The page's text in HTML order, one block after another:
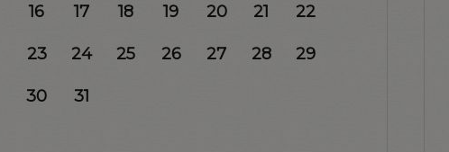
16 17 18 19 20 21 22
23 24 25 26 27 28 29
30 31